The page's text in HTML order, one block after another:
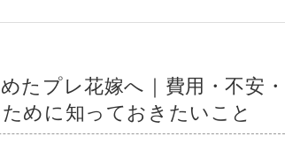
たプレ花嫁へ｜費用・不安・
めに知っておきたいこと